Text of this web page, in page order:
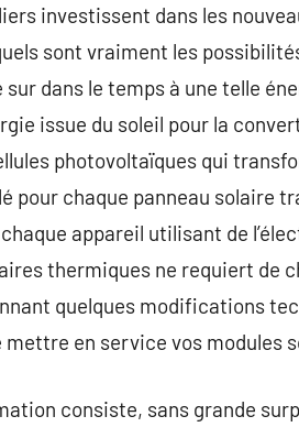
investissent dans les
sont vraiment les
dans le temps à une telle
issue du soleil pour la
photovoltaïques qui
pour chaque panneau solaire
appareil utilisant de
thermiques ne requiert de
quelques modifications
mettre en service vos
consiste, sans grande